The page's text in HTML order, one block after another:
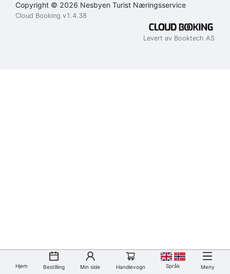
Copyright © 2026 Nesbyen Turist Næringsservice
Cloud Booking v1.4.38
Levert av Booktech AS
Hjem Bestilling Min side Handlevogn Språk Meny